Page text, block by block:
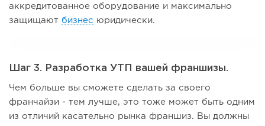
аккредитованное оборудование и максимально
защищают бизнес юридически.
Шаг 3. Разработка УТП вашей франшизы.
Чем больше вы сможете сделать за своего
франчайзи - тем лучше, это тоже может быть одним
из отличий касательно рынка франшиз. Вы должны